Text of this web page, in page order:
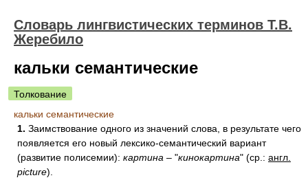
Словарь лингвистических терминов Т.В.
Жеребило
кальки семантические
Толкование
кальки семантические
1. Заимствование одного из значений слова, в результате чего
появляется его новый лексико-семантический вариант
(развитие полисемии): картина – "кинокартина" (ср.: англ.
picture).